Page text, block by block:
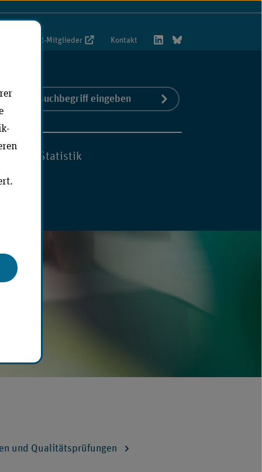
VwR-Mitglieder Kontakt
Suchbegriff
eingeben
Jetzt suchen
Statistik
und Qualitätsprüfungen